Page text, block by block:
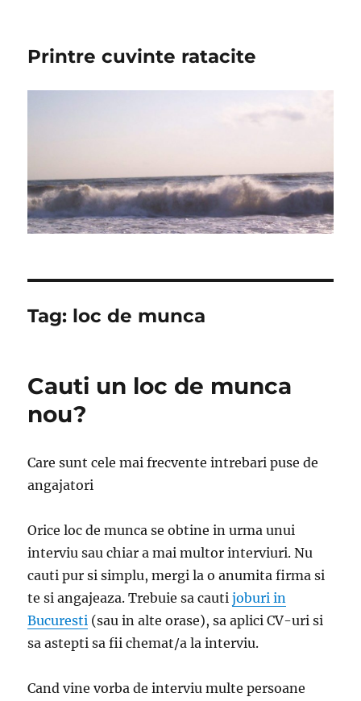
Printre cuvinte ratacite
Tag: loc de munca
Cauti un loc de munca
nou?
Care sunt cele mai frecvente intrebari puse de
angajatori
Orice loc de munca se obtine in urma unui
interviu sau chiar a mai multor interviuri. Nu
cauti pur si simplu, mergi la o anumita firma si
te si angajeaza. Trebuie sa cautijoburi in
Bucuresti (sau in alte orase), sa aplici CV-uri si
sa astepti sa fii chemat/a la interviu.
Cand vine vorba de interviu multe persoane